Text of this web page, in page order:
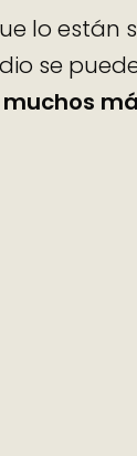
lo están
se